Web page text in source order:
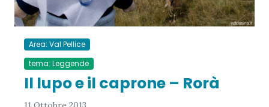
Area: Val Pellice
tema: Leggende
Il lupo e il caprone – Rorà